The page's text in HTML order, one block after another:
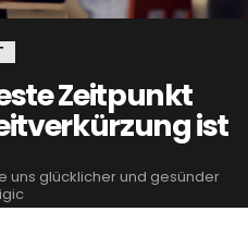
Zeitpunkt
ist
uns glücklicher und gesünder